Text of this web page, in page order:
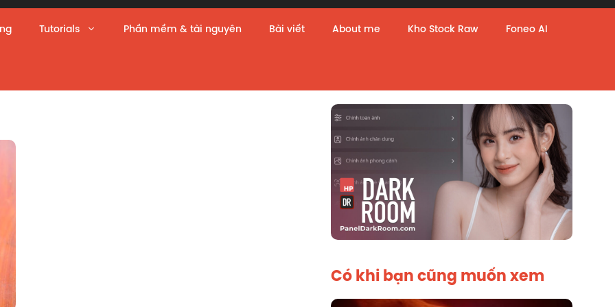
Tutorials Phần mềm & tài nguyên Bài viết About me Kho Stock Raw Foneo AI
Có khi bạn cũng muốn xem